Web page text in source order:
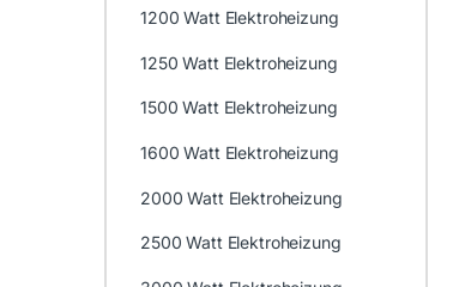
1200 Watt Elektroheizung
1250 Watt Elektroheizung
1500 Watt Elektroheizung
1600 Watt Elektroheizung
2000 Watt Elektroheizung
2500 Watt Elektroheizung